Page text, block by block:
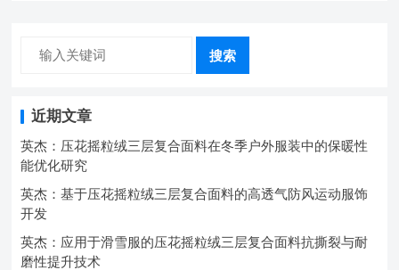
搜索
近期文章
英杰：压花摇粒绒三层复合面料在冬季户外服装中的保暖性
能优化研究
英杰：基于压花摇粒绒三层复合面料的高透气防风运动服饰
开发
英杰：应用于滑雪服的压花摇粒绒三层复合面料抗撕裂与耐
磨性提升技术